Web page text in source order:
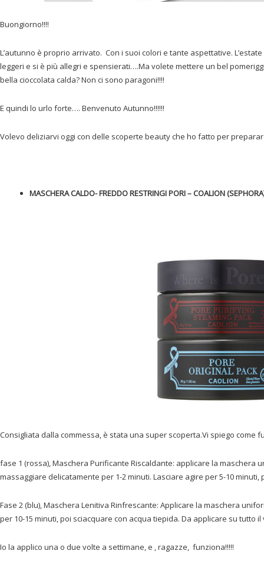
Buongiorno!!!!
L’autunno è proprio arrivato. Con i suoi colori e tante aspettative.
leggeri e si è più allegri e spensierati….Ma volete mettere un bel
bella cioccolata calda? Non ci sono paragoni!!!!
E quindi lo urlo forte…. Benvenuto Autunno!!!!!!
Volevo deliziarvi oggi con delle scoperte beauty che ho fatto per
MASCHERA CALDO- FREDDO RESTRINGI PORI – COALION
Consigliata dalla commessa, è stata una super scoperta.Vi spiego come
fase 1 (rossa), Maschera Purificante Riscaldante: applicare la maschera
massaggiare delicatamente per 1-2 minuti. Lasciare agire per 5-10
Fase 2 (blu), Maschera Lenitiva Rinfrescante: Applicare la maschera
per 10-15 minuti, poi sciacquare con acqua tiepida. Da applicare su tutto
Io la applico una o due volte a settimane, e , ragazze, funziona!!!!!